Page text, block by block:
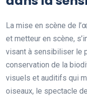
La mise en scène de
et metteur en scène,
visant à sensibiliser le
conservation de la
visuels et auditifs qui
oiseaux, le spectacle